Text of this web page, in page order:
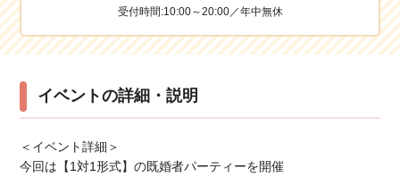
受付時間:10:00～20:00／年中無休
イベントの詳細・説明
＜イベント詳細＞
今回は【1対1形式】の既婚者パーティーを開催